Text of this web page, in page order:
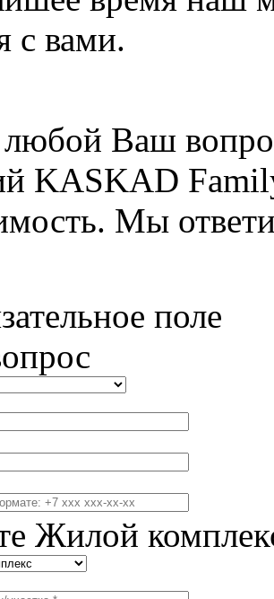
с вами.
любой Ваш
KASKAD
Мы
поле
Жилой